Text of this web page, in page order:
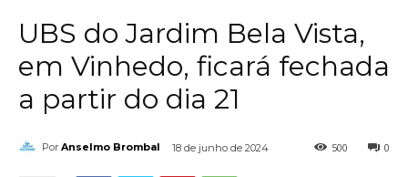
UBS do Jardim Bela Vista,
em Vinhedo, ficará fechada
a partir do dia 21
Por Anselmo Brombal 18 de junho de 2024 0
500